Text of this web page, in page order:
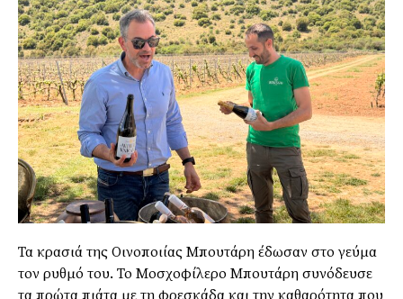
Τα κρασιά της Οινοποιίας Μπουτάρη έδωσαν στο γεύμα
τον ρυθμό του. Το Μοσχοφίλερο Μπουτάρη συνόδευσε